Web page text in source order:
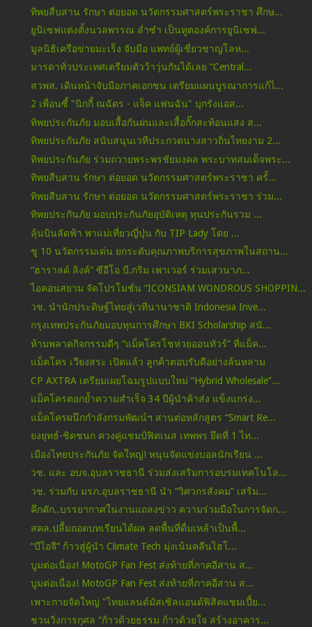
ทิพยสืบสาน รักษา ต่อยอด นวัตกรรมศาสตร์พระราชา ศึกษ...
ยูนิเซฟแต่งตั้งนวลพรรณ ล่ำซำ เป็นทูตองค์การยูนิเซฟ...
มูลนิธิเครือข่ายมะเร็ง จับมือ แพทย์ผู้เชี่ยวชาญโลห...
มารดาทั่วประเทศเตรียมตัวว้าวุ่นกันได้เลย “Central...
สวพส. เดินหน้าจับมือภาคเอกชน เตรียมแผนบูรณาการแก้ไ...
2 เพื่อนซี้ "นิกกี้ ณฉัตร - แจ็ค แฟนฉัน" บุกรังแอส...
ทิพยประกันภัย มอบเสื้อกันฝนและเสื้อกั๊กสะท้อนแสง ส...
ทิพยประกันภัย สนับสนุนเวทีประกวดนางสาวถิ่นไทยงาม 2...
ทิพยประกันภัย ร่วมถวายพระพรชัยมงคล พระบาทสมเด็จพระ...
ทิพยสืบสาน รักษา ต่อยอด นวัตกรรมศาสตร์พระราชา ครั้...
ทิพยสืบสาน รักษา ต่อยอด นวัตกรรมศาสตร์พระราชา ร่วม...
ทิพยประกันภัย มอบประกันภัยอุบัติเหตุ ทุนประกันรวม ...
ลุ้นบินลัดฟ้า พาแม่เที่ยวญี่ปุ่น กับ TIP Lady โดย ...
ชู 10 นวัตกรรมเด่น ยกระดับคุณภาพบริการสุขภาพในสถาน...
“ฮาราลด์ ลิงค์” ซีอีโอ บี.กริม เพาเวอร์ ร่วมเสวนาภ...
ไอคอนสยาม จัดโปรโมชั่น “ICONSIAM WONDROUS SHOPPIN...
วช. นำนักประดิษฐ์ไทยสู่เวทีนานาชาติ Indonesia Inve...
กรุงเทพประกันภัยมอบทุนการศึกษา BKI Scholarship สนั...
ห้ามพลาดกิจกรรมดีๆ “แม็คโครโชห่วยออนทัวร์” ที่แม็ค...
แม็คโคร เวียงสระ เปิดแล้ว ลูกค้าตอบรับดีอย่างล้นหลาม
CP AXTRA เตรียมเผยโฉมรูปแบบใหม่ “Hybrid Wholesale”...
แม็คโครตอกย้ำความสำเร็จ 34 ปีผู้นำค้าส่ง แข็งแกร่ง...
แม็คโครผนึกกำลังกรมพัฒน์ฯ สานต่อหลักสูตร “Smart Re...
ยงยุทธ์-ชิดชนก ควงคู่แชมป์ฟิตเนส เทพพร ยึดที่ 1 ไท...
เมืองไทยประกันภัย จัดใหญ่! หนุนจัดแข่งบอลนักเรียน ...
วช. และ อบจ.อุบลราชธานี ร่วมส่งเสริมการอบรมเทคโนโล...
วช. ร่วมกับ มรภ.อุบลราชธานี นำ “วิศวกรสังคม” เสริม...
คึกคัก..บรรยากาศในงานแถลงข่าว ความร่วมมือในการจัดก...
สคล.ปลื้มถอดบทเรียนได้ผล ลดพื้นที่ดื่มเหล้าเป็นพื้...
“บีไอจี” ก้าวสู่ผู้นำ Climate Tech มุ่งเน้นคลีนไฮโ...
บูมต่อเนื่อง! MotoGP Fan Fest ส่งท้ายที่ภาคอีสาน ส...
บูมต่อเนื่อง! MotoGP Fan Fest ส่งท้ายที่ภาคอีสาน ส...
เพาะกายจัดใหญ่ "ไทยแลนด์มัสเซิลแอนด์ฟิสิคแชมเปี้ย...
ชวนวิ่งการกุศล “ก้าวด้วยธรรม ก้าวด้วยใจ สร้างอาคาร...